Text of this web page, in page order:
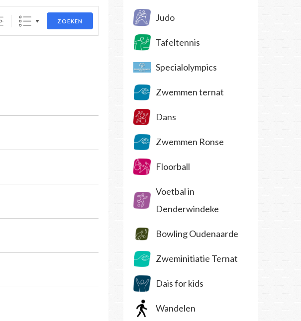
ZOEKEN Judo
Tafeltennis
Specialolympics
Zwemmen ternat
Dans
Zwemmen Ronse
Floorball
Voetbal in
Denderwindeke
Bowling Oudenaarde
Zweminitiatie Ternat
Dais for kids
Wandelen